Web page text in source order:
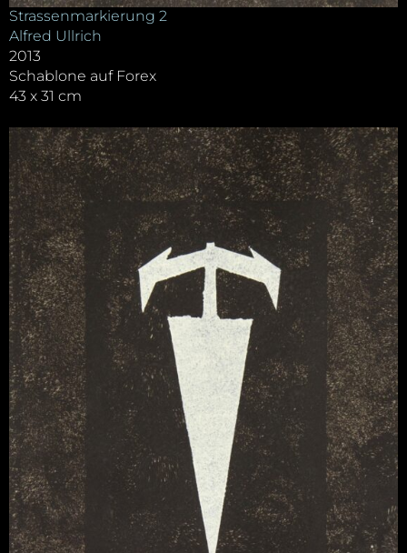
Strassenmarkierung 2
Alfred Ullrich
2013
Schablone auf Forex
43 x 31 cm